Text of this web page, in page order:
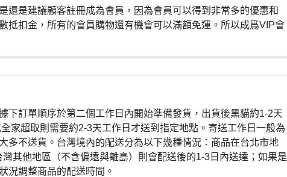
還是建議顧客註冊成為會員，因為會員可以得到非常多的優惠和
抵扣金，所有的會員購物還有機會可以滿額免運。所以成爲VIP會
下訂單順序於第二個工作日內開始準備發貨，出貨後黑貓約1-2天
家超取則需要約2-3天工作日才送到指定地點。寄送工作日一般為
多不送貨。台灣境內的配送分為以下幾種情況：商品在台北市地
其他地區（不含偏遠與離島）則會配送後的1-3日內送達；如果是
況調整商品的配送時間。